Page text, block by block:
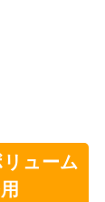
ューム